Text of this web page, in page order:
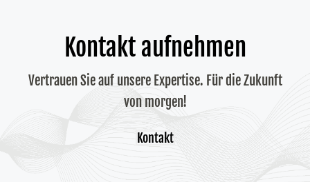
Kontakt aufnehmen
Vertrauen Sie auf unsere Expertise. Für die Zukunft
von morgen!
Kontakt